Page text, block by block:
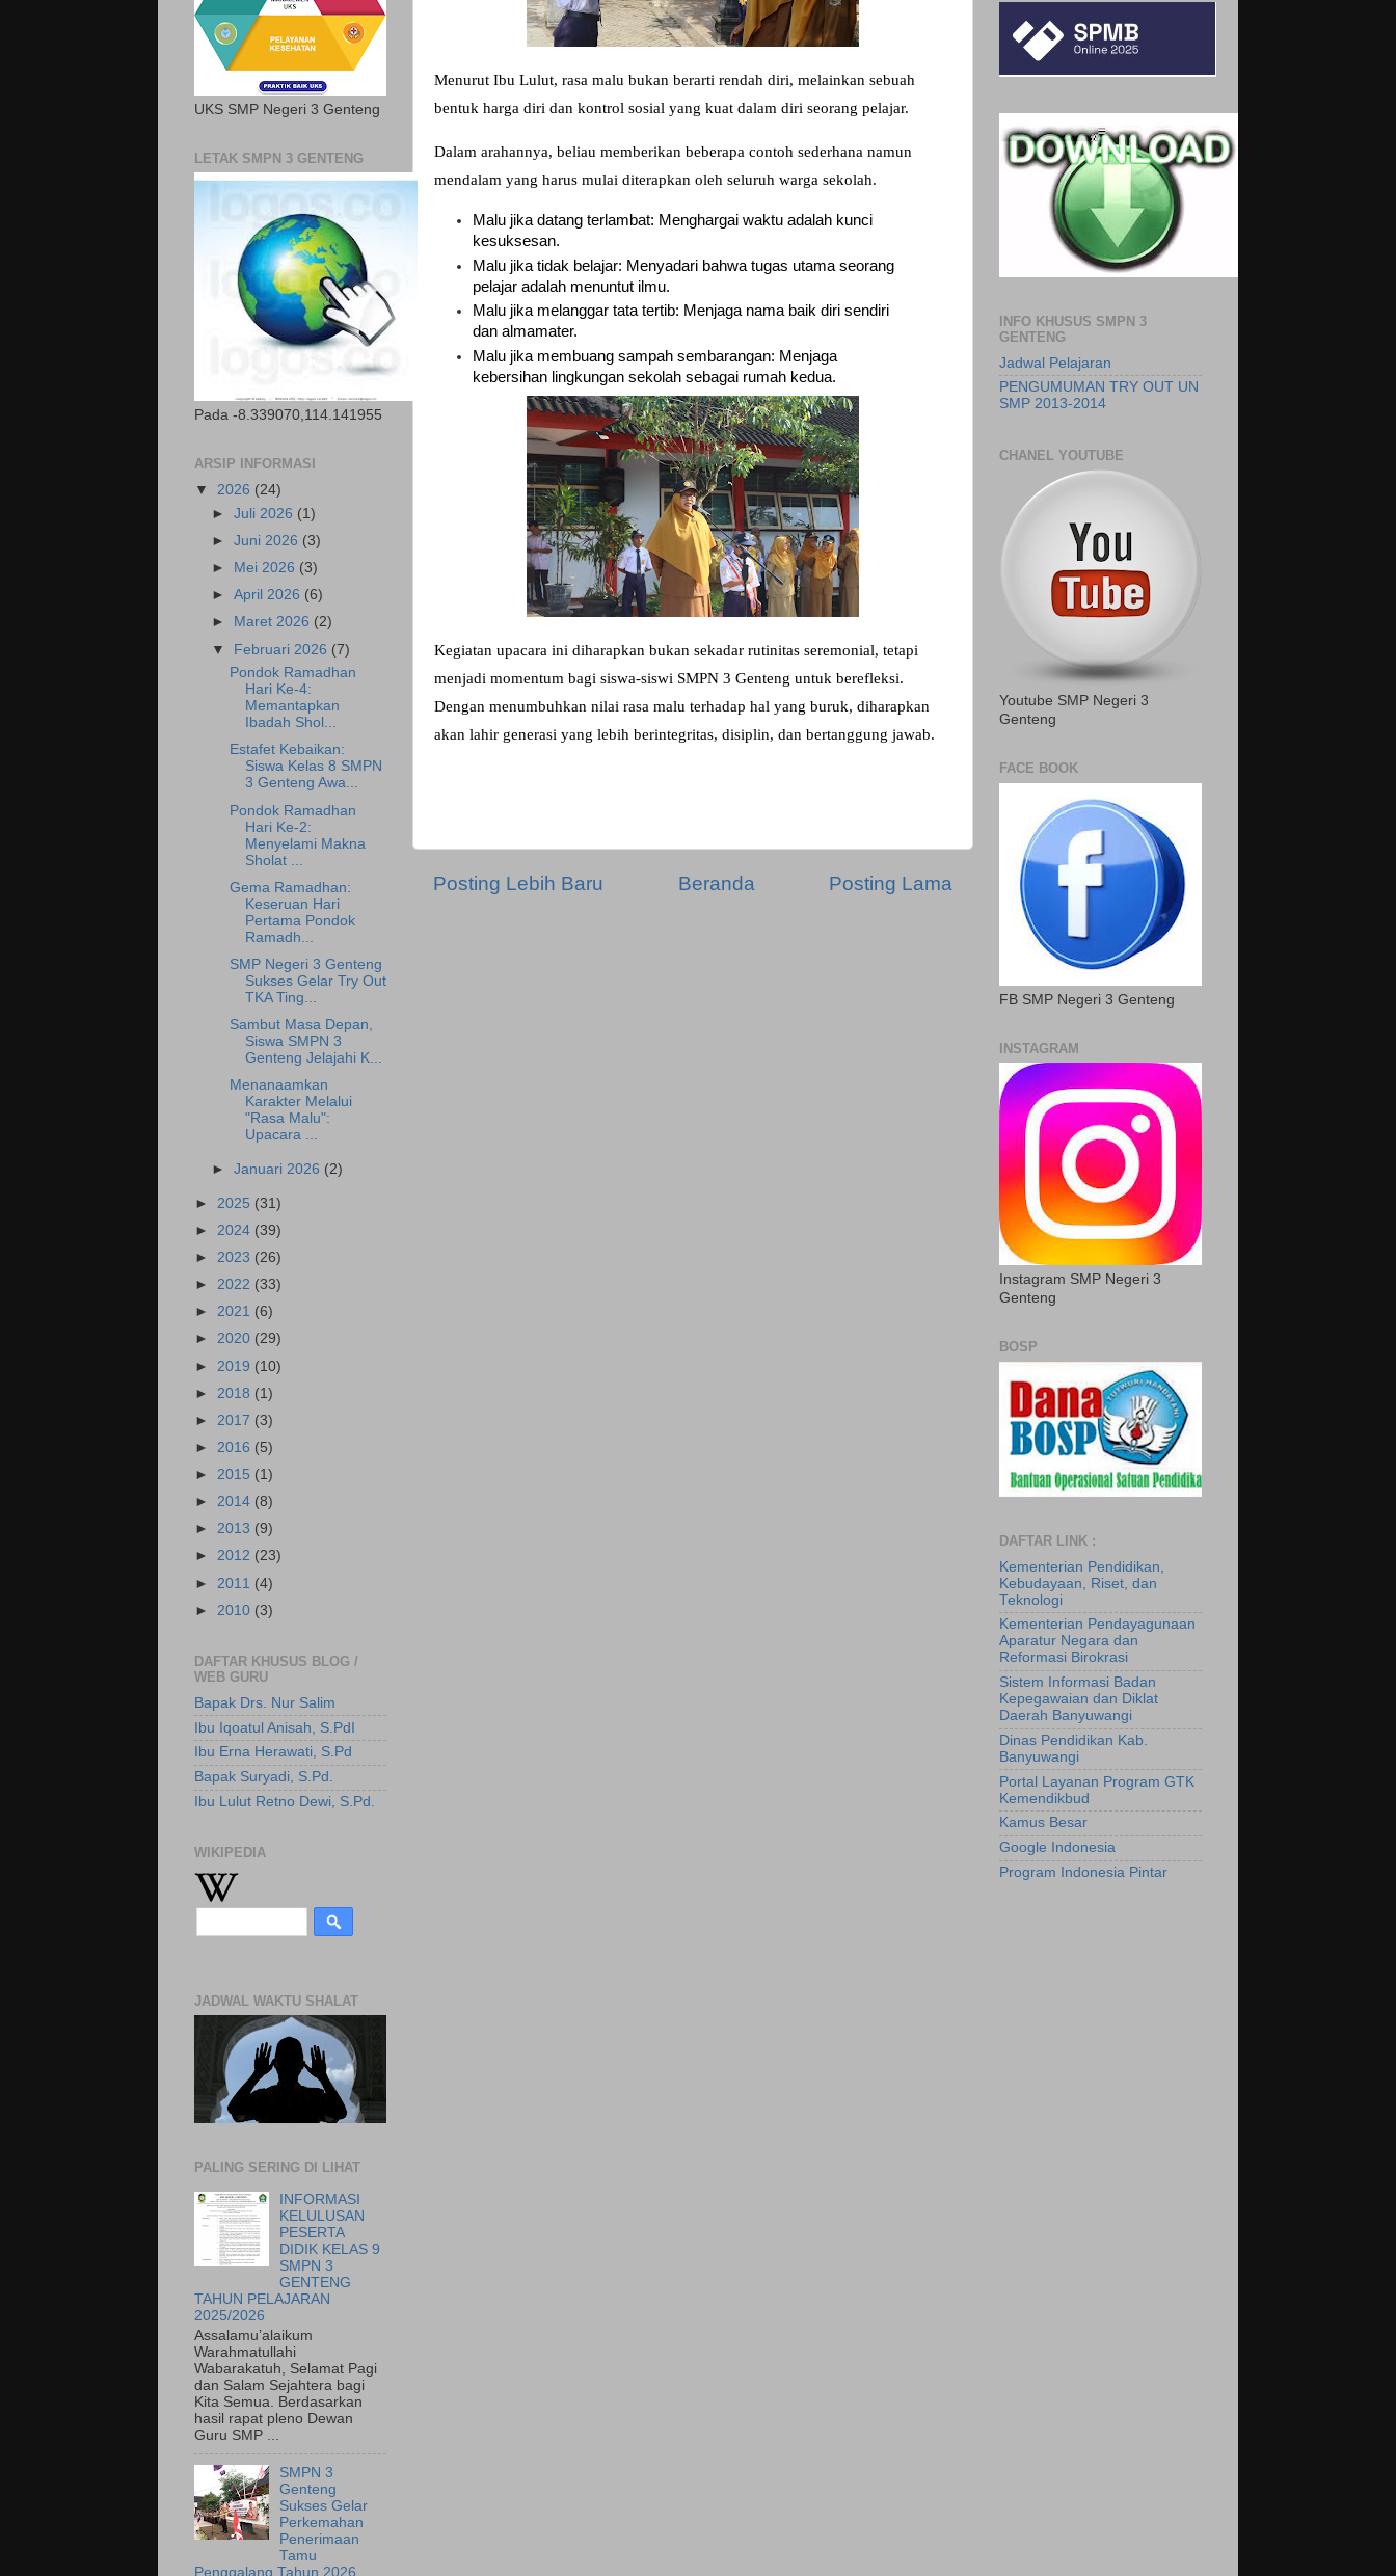
Menurut Ibu Lulut, rasa malu bukan berarti rendah diri, melainkan sebuah
bentuk harga diri dan kontrol sosial yang kuat dalam diri seorang pelajar.
Dalam arahannya, beliau memberikan beberapa contoh sederhana namun
mendalam yang harus mulai diterapkan oleh seluruh warga sekolah.
Malu jika datang terlambat: Menghargai waktu adalah kunci
kesuksesan.
Malu jika tidak belajar: Menyadari bahwa tugas utama seorang
pelajar adalah menuntut ilmu.
Malu jika melanggar tata tertib: Menjaga nama baik diri sendiri
dan almamater.
Malu jika membuang sampah sembarangan: Menjaga
kebersihan lingkungan sekolah sebagai rumah kedua.
Kegiatan upacara ini diharapkan bukan sekadar rutinitas seremonial, tetapi
menjadi momentum bagi siswa-siswi SMPN 3 Genteng untuk berefleksi.
Dengan menumbuhkan nilai rasa malu terhadap hal yang buruk, diharapkan
akan lahir generasi yang lebih berintegritas, disiplin, dan bertanggung jawab.
Posting Lebih Baru Posting Lama
Beranda
UKS SMP Negeri 3 Genteng
LETAK SMPN 3 GENTENG
Pada -8.339070,114.141955
ARSIP INFORMASI
▼ 2026 (24)
►Juli 2026 (1)
►Juni 2026 (3)
►
Mei 2026 (3)
►April 2026 (6)
►
Maret 2026 (2)
▼ Februari 2026 (7)
Pondok Ramadhan
Hari Ke-4:
Memantapkan
Ibadah Shol...
Estafet Kebaikan:
Siswa Kelas 8 SMPN
3 Genteng Awa...
Pondok Ramadhan
Hari Ke-2:
Menyelami Makna
Sholat ...
Gema Ramadhan:
Keseruan Hari
Pertama Pondok
Ramadh...
SMP Negeri 3 Genteng
Sukses Gelar Try Out
TKA Ting...
Sambut Masa Depan,
Siswa SMPN 3
Genteng Jelajahi K...
Menanaamkan
Karakter Melalui
"Rasa Malu":
Upacara ...
►Januari 2026 (2)
► 2025 (31)
► 2024 (39)
► 2023 (26)
► 2022 (33)
► 2021 (6)
► 2020 (29)
► 2019 (10)
► 2018 (1)
► 2017 (3)
► 2016 (5)
► 2015 (1)
► 2014 (8)
► 2013 (9)
► 2012 (23)
► 2011 (4)
► 2010 (3)
DAFTAR KHUSUS BLOG /
WEB GURU
Bapak Drs. Nur Salim
Ibu Iqoatul Anisah, S.PdI
Ibu Erna Herawati, S.Pd
Bapak Suryadi, S.Pd.
Ibu Lulut Retno Dewi, S.Pd.
WIKIPEDIA
JADWAL WAKTU SHALAT
PALING SERING DI LIHAT
INFORMASI
KELULUSAN
PESERTA
DIDIK KELAS 9
SMPN 3
GENTENG
TAHUN PELAJARAN
2025/2026
Assalamu’alaikum
Warahmatullahi
Wabarakatuh, Selamat Pagi
dan Salam Sejahtera bagi
Kita Semua. Berdasarkan
hasil rapat pleno Dewan
Guru SMP ...
SMPN 3
Genteng
Sukses Gelar
Perkemahan
Penerimaan
Tamu
Penggalang Tahun 2026
INFO KHUSUS SMPN 3
GENTENG
Jadwal Pelajaran
PENGUMUMAN TRY OUT UN
SMP 2013-2014
CHANEL YOUTUBE
Youtube SMP Negeri 3
Genteng
FACE BOOK
FB SMP Negeri 3 Genteng
INSTAGRAM
Instagram SMP Negeri 3
Genteng
BOSP
DAFTAR LINK :
Kementerian Pendidikan,
Kebudayaan, Riset, dan
Teknologi
Kementerian Pendayagunaan
Aparatur Negara dan
Reformasi Birokrasi
Sistem Informasi Badan
Kepegawaian dan Diklat
Daerah Banyuwangi
Dinas Pendidikan Kab.
Banyuwangi
Portal Layanan Program GTK
Kemendikbud
Kamus Besar
Google Indonesia
Program Indonesia Pintar